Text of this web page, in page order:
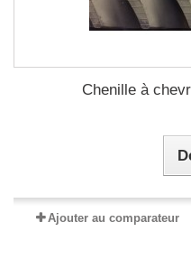
Chenille à
Ajouter au comparateur